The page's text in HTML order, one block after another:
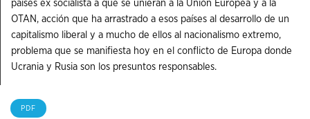
países ex socialista a que se unieran a la Unión Europea y a la
OTAN, acción que ha arrastrado a esos países al desarrollo de un
capitalismo liberal y a mucho de ellos al nacionalismo extremo,
problema que se manifiesta hoy en el conflicto de Europa donde
Ucrania y Rusia son los presuntos responsables.
PDF